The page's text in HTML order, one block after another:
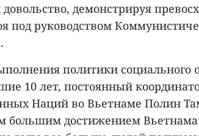
демонстрируя
под руководством
политики социального
10 лет, постоянный
Наций во Вьетнаме Полин
большим достижением Вьетнама